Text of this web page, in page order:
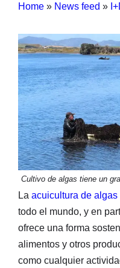
Home » News feed »
Cultivo de algas tiene un
La acuicultura de algas
todo el mundo, y en
ofrece una forma
alimentos y otros
como cualquier